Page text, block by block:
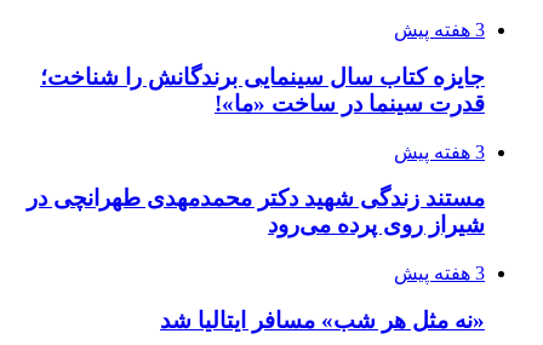
3 هفته پیش
جایزه کتاب سال سینمایی برندگانش را شناخت؛
قدرت سینما در ساخت «ما»!
3 هفته پیش
مستند زندگی شهید دکتر محمدمهدی طهرانچی در
شیراز روی پرده می‌رود
3 هفته پیش
«نه مثل هر شب» مسافر ایتالیا شد